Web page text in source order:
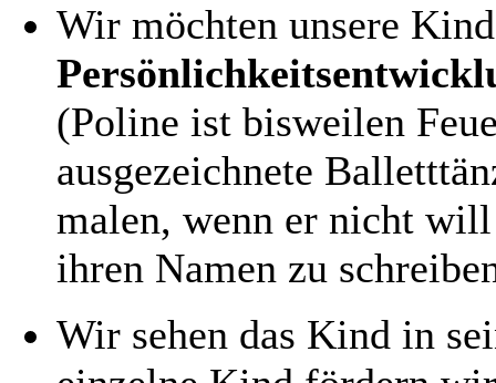
Wir möchten unsere
(Poline ist bisweilen
ausgezeichnete
malen, wenn er nicht
ihren Namen zu
Wir sehen das Kind in